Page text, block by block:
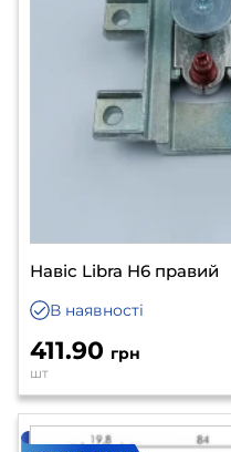
Навіс Libra H6 правий
В наявності
411.90 грн
шт